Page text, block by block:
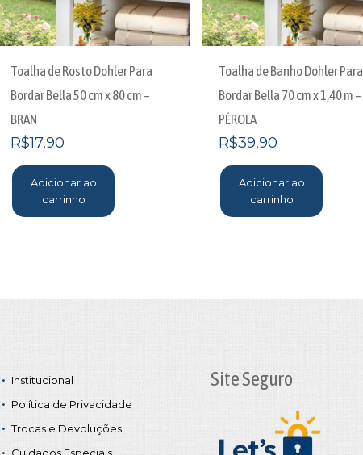
Toalha de Rosto Dohler Para
Bordar Bella 50 cm x 80 cm –
BRAN
R$17,90
Adicionar ao
carrinho
Toalha de Banho Dohler Para
Bordar Bella 70 cm x 1,40 m –
PÉROLA
R$39,90
Adicionar ao
carrinho
Institucional
Política de Privacidade
Trocas e Devoluções
Site Seguro